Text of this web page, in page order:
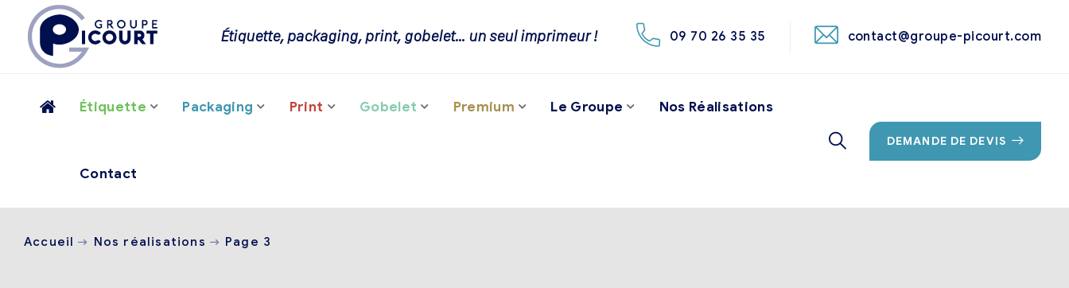
Étiquette, packaging, print, gobelet… un seul imprimeur ! 09 70 26 35 35 contact@groupe-picourt.com
Étiquette Packaging Print Gobelet Premium Le Groupe Nos Réalisations
Contact
DEMANDE DE DEVIS
Accueil Nos réalisations Page 3